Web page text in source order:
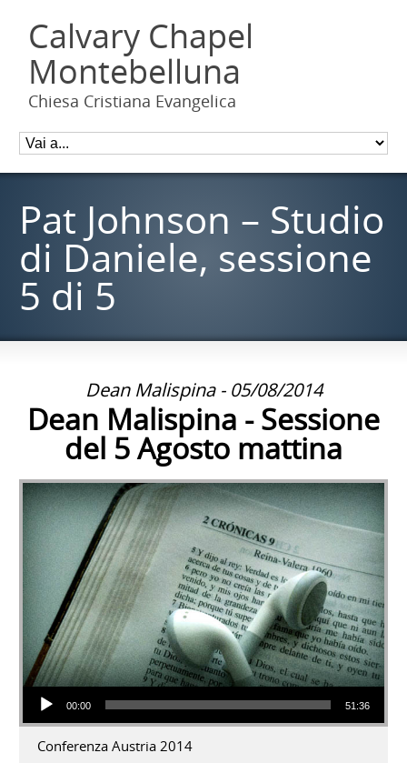
Calvary Chapel
Montebelluna
Chiesa Cristiana Evangelica
Pat Johnson – Studio
di Daniele, sessione
5 di 5
Dean Malispina - 05/08/2014
Dean Malispina - Sessione
del 5 Agosto mattina
Audio Player
00:00 51:36
Conferenza Austria 2014